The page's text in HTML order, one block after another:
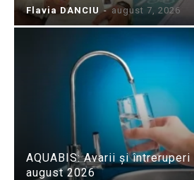
Flavia DANCIU - august 7, 2026
AQUABIS: Avarii și
august 2026